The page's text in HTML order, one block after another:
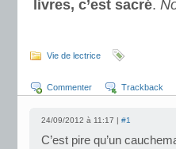
livres, c’est sacré.
Vie de lectrice
Commenter Trackback
24/09/2012 à 11:17 | #1
C’est pire qu’un